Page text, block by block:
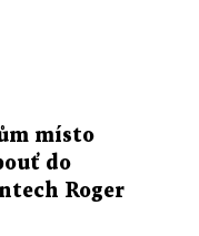
místo
do
Roger